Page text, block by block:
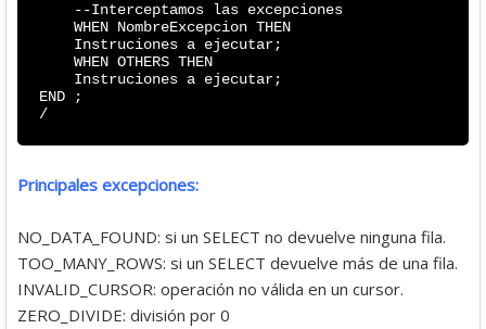
--Interceptamos las excepciones
WHEN NombreExcepcion THEN
Instruciones a ejecutar;
WHEN OTHERS THEN
Instruciones a ejecutar;
END ;
/
Principales excepciones:
NO_DATA_FOUND: si un SELECT no devuelve ninguna fila.
TOO_MANY_ROWS: si un SELECT devuelve más de una fila.
INVALID_CURSOR: operación no válida en un cursor.
ZERO_DIVIDE: división por 0